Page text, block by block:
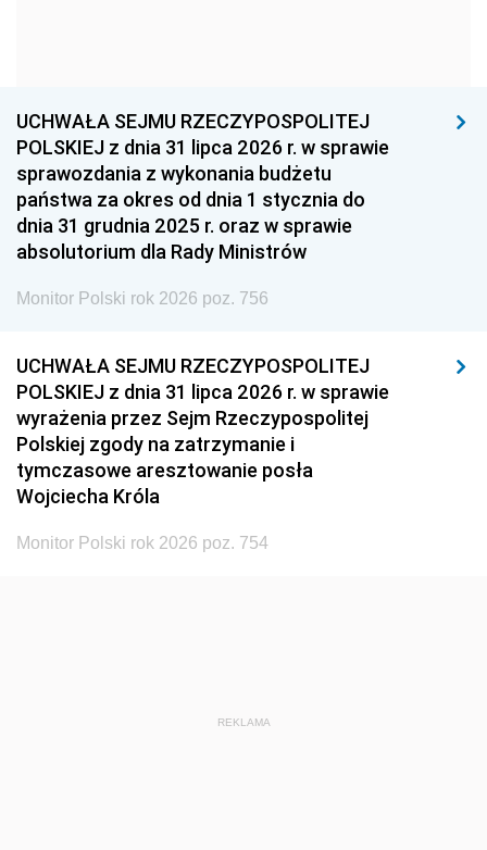
1939 1938 1937
1936 1930
UCHWAŁA SEJMU RZECZYPOSPOLITEJ
POLSKIEJ z dnia 31 lipca 2026 r. w sprawie
sprawozdania z wykonania budżetu
państwa za okres od dnia 1 stycznia do
dnia 31 grudnia 2025 r. oraz w sprawie
absolutorium dla Rady Ministrów
Monitor Polski rok 2026 poz. 756
UCHWAŁA SEJMU RZECZYPOSPOLITEJ
POLSKIEJ z dnia 31 lipca 2026 r. w sprawie
wyrażenia przez Sejm Rzeczypospolitej
Polskiej zgody na zatrzymanie i
tymczasowe aresztowanie posła
Wojciecha Króla
Monitor Polski rok 2026 poz. 754
REKLAMA